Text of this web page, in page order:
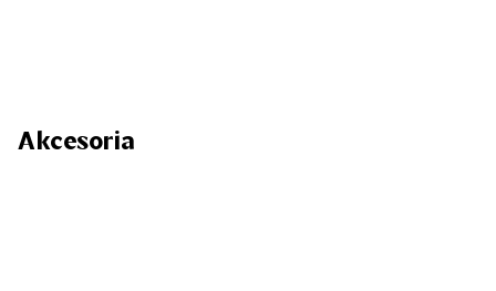
Akcesoria